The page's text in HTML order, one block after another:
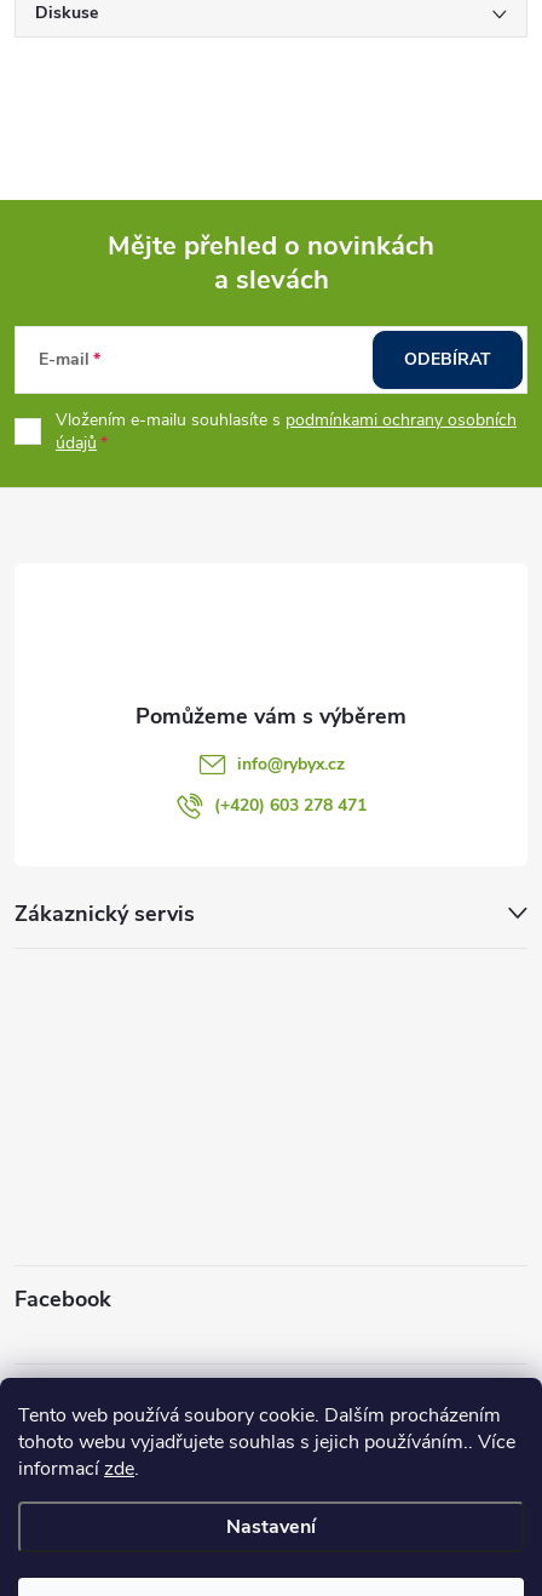
Tento web používá soubory cookie. Dalším procházením
tohoto webu vyjadřujete souhlas s jejich používáním.. Více
informacízde.
Nastavení
Diskuse
p
a
Mějte přehled o novinkách
a slevách
E-mail
Vložením e-mailu souhlasíte s podmínkami ochrany osobních
údajů
ODEBÍRAT
Zákaznický servis
Facebook
info@rybyx.cz
(+420) 603 278 471
Sledovat na Instagramu
cookies